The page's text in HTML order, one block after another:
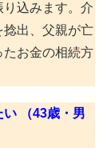
込みます。介
出、父親が亡
たお金の相続方
（43歳・男